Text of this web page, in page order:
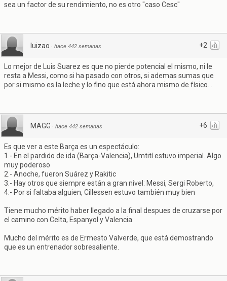
sea un factor de su rendimiento, no es otro "caso Cesc"
+2
luizao · hace 442 semanas
Lo mejor de Luis Suarez es que no pierde potencial el mismo, ni le
resta a Messi, como si ha pasado con otros, si ademas sumas que
por si mismo es la leche y lo fino que está ahora mismo de físico...
+6
MAGG · hace 442 semanas
Es que ver a este Barça es un espectáculo:
1.- En el pardido de ida (Barça-Valencia), Umtití estuvo imperial. Algo
muy poderoso
2.- Anoche, fueron Suárez y Rakitic
3.- Hay otros que siempre están a gran nivel: Messi, Sergi Roberto,
4.- Por si faltaba alguien, Cillessen estuvo también muy bien
Tiene mucho mérito haber llegado a la final despues de cruzarse por
el camino con Celta, Espanyol y Valencia.
Mucho del mérito es de Ermesto Valverde, que está demostrando
que es un entrenador sobresaliente.